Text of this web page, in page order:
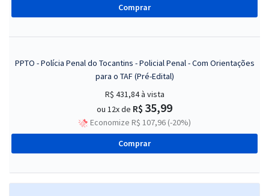
Comprar
PPTO - Polícia Penal do Tocantins - Policial Penal - Com Orientações
para o TAF (Pré-Edital)
R$ 431,84à vista
ou 12x de R$ 35,99
Economize R$ 107,96 (-20%)
Comprar